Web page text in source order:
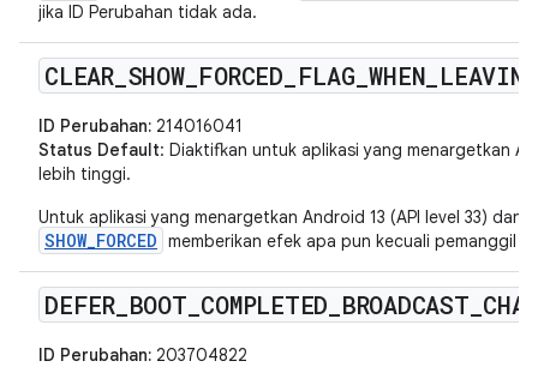
jika ID Perubahan tidak ada.
CLEAR_ SHOW_ FORCED FLAG _WHEN LEAVING
ID Perubahan: 214016041
Status Default: Diaktifkan untuk aplikasi yang menargetkan
lebih tinggi.
Untuk aplikasi yang menargetkan Android 13 (API level 33) dan
SHOW_FORCED memberikan efek apa pun kecuali pemanggil
DEFER_ BOOT COMPLETED BROADCAST
ID Perubahan: 203704822